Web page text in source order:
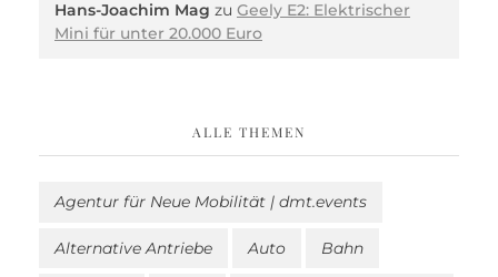
Hans-Joachim Mag zu Geely E2: Elektrischer
Mini für unter 20.000 Euro
ALLE THEMEN
Agentur für Neue Mobilität | dmt.events
Alternative Antriebe Auto Bahn